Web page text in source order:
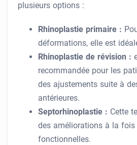
plusieurs options :
Rhinoplastie primaire :
déformations, elle est
Rhinoplastie de révision :
recommandée pour les
des ajustements suite à
antérieures.
Septorhinoplastie : Cette
des améliorations à la fois
fonctionnelles.